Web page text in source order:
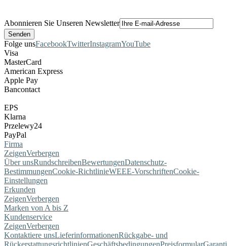
Abonnieren Sie Unseren Newsletter
Folge unsFacebookTwitterInstagramYouTube
Visa
MasterCard
American Express
Apple Pay
Bancontact
EPS
Klarna
Przelewy24
PayPal
Firma
ZeigenVerbergen
Über unsRundschreibenBewertungenDatenschutz-
BestimmungenCookie-RichtlinieWEEE-VorschriftenCookie-
Einstellungen
Erkunden
ZeigenVerbergen
Marken von A bis Z
Kundenservice
ZeigenVerbergen
Kontaktiere unsLieferinformationenRückgabe- und
RückerstattungsrichtlinienGeschäftsbedingungenPreisformular